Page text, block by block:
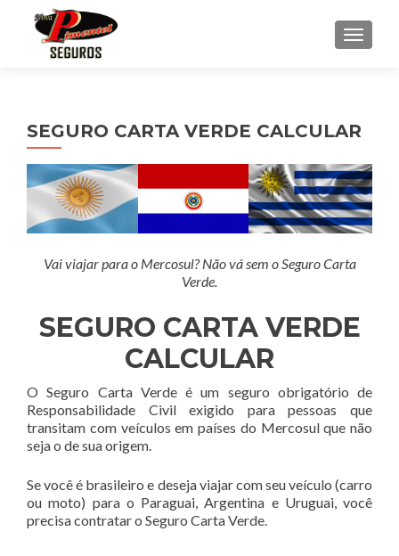
SEGURO CARTA VERDE CALCULAR
Vai viajar para o Mercosul? Não vá sem o Seguro Carta
Verde.
SEGURO CARTA VERDE
CALCULAR
O Seguro Carta Verde é um seguro obrigatório de
Responsabilidade Civil exigido para pessoas que
transitam com veículos em países do Mercosul que não
seja o de sua origem.
Se você é brasileiro e deseja viajar com seu veículo (carro
ou moto) para o Paraguai, Argentina e Uruguai, você
precisa contratar o Seguro Carta Verde.